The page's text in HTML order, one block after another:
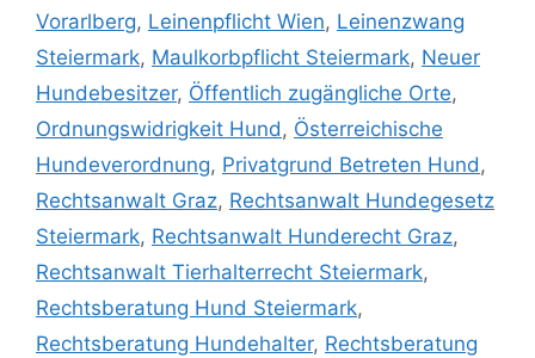
Vorarlberg, Leinenpflicht Wien, Leinenzwang
Steiermark, Maulkorbpflicht Steiermark, Neuer
Hundebesitzer, Öffentlich zugängliche Orte,
Ordnungswidrigkeit Hund, Österreichische
Hundeverordnung, Privatgrund Betreten Hund,
Rechtsanwalt Graz, Rechtsanwalt Hundegesetz
Steiermark, Rechtsanwalt Hunderecht Graz,
Rechtsanwalt Tierhalterrecht Steiermark,
Rechtsberatung Hund Steiermark,
Rechtsberatung Hundehalter, Rechtsberatung